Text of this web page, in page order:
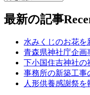
最新の記事
水みくじのお花を
青森県神社庁企画
下小国住吉神社の
事務所の新築工事
人形供養感謝祭を